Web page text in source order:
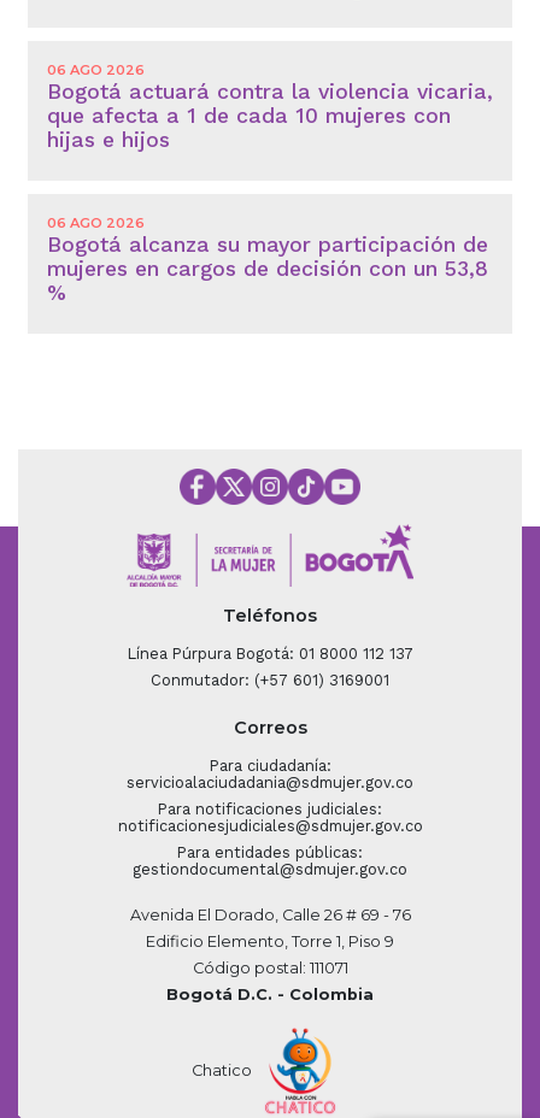
06 AGO 2026
Bogotá actuará contra la violencia vicaria,
que afecta a 1 de cada 10 mujeres con
hijas e hijos
06 AGO 2026
Bogotá alcanza su mayor participación de
mujeres en cargos de decisión con un 53,8
%
Teléfonos
Línea Púrpura Bogotá: 01 8000 112 137
Conmutador: (+57 601) 3169001
Correos
Para ciudadanía:
servicioalaciudadania@sdmujer.gov.co
Para notificaciones judiciales:
notificacionesjudiciales@sdmujer.gov.co
Para entidades públicas:
gestiondocumental@sdmujer.gov.co
Avenida El Dorado, Calle 26 # 69 - 76
Edificio Elemento, Torre 1, Piso 9
Código postal: 111071
Bogotá D.C. - Colombia
Chatico